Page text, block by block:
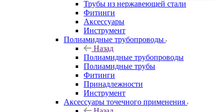
Трубы из нержавеющей стали
Фитинги
Аксессуары
Инструмент
Полиамидные трубопроводы
Назад
Полиамидные трубопроводы
Полиамидные трубы
Фитинги
Принадлежности
Инструмент
Аксессуары точечного применения